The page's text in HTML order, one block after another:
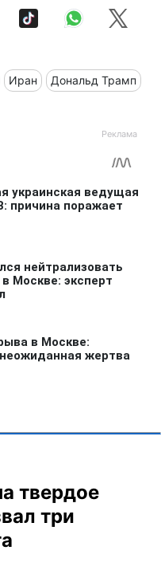
Иран Дональд Трамп
твердое
три